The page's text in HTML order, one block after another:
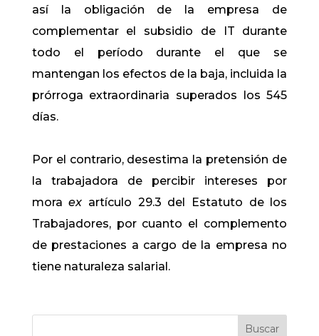
así la obligación de la empresa de
complementar el subsidio de IT durante
todo el período durante el que se
mantengan los efectos de la baja, incluida la
prórroga extraordinaria superados los 545
días.
Por el contrario, desestima la pretensión de
la trabajadora de percibir intereses por
moraex artículo 29.3 del Estatuto de los
Trabajadores, por cuanto el complemento
de prestaciones a cargo de la empresa no
tiene naturaleza salarial.
Buscar